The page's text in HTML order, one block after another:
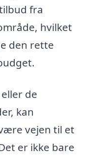
fra
hvilket
den rette
de
kan
vejen til et
er ikke bare